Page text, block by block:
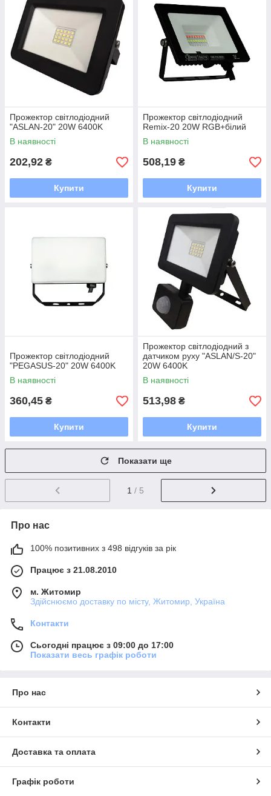
Прожектор світлодіодний
"ASLAN-20" 20W 6400K
В наявності
202,92 ₴
Купити
Прожектор світлодіодний
Remix-20 20W RGB+білий
В наявності
508,19 ₴
Купити
Прожектор світлодіодний
"PEGASUS-20" 20W 6400K
В наявності
360,45 ₴
Купити
Прожектор світлодіодний з
датчиком руху "ASLAN/S-20"
20W 6400K
В наявності
513,98 ₴
Купити
Показати ще
1 / 5
Про нас
100% позитивних з 498 відгуків за рік
Працює з 21.08.2010
м. Житомир
Здійснюємо доставку по місту, Житомир, Україна
Контакти
Сьогодні працює з 09:00 до 17:00
Показати весь графік роботи
Про нас
Контакти
Доставка та оплата
Графік роботи